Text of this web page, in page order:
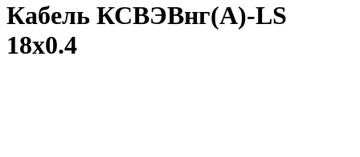
Кабель КСВЭВнг(A)-LS
18x0.4